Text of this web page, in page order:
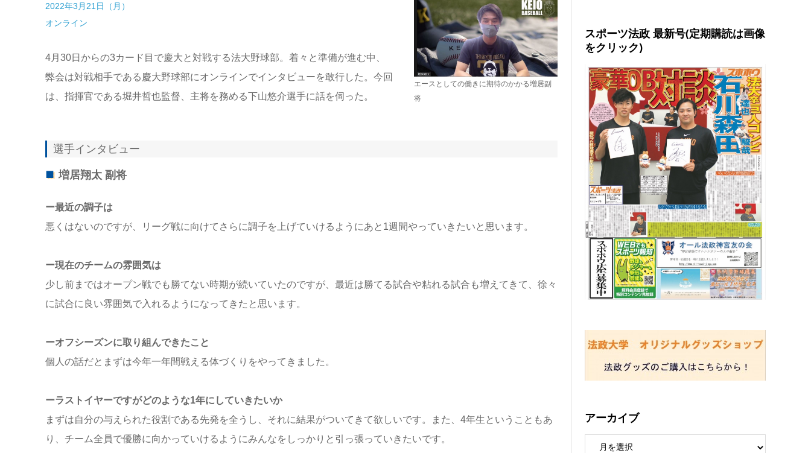
2022年3月21日（月）
オンライン
4月30日からの3カード目で慶大と対戦する法大野球部。着々と準備が進む中、
弊会は対戦相手である慶大野球部にオンラインでインタビューを敢行した。今回
は、指揮官である堀井哲也監督、主将を務める下山悠介選手に話を伺った。
エースとしての働きに期待のかかる増居副
将
選手インタビュー
増居翔太 副将
ー最近の調子は
悪くはないのですが、リーグ戦に向けてさらに調子を上げていけるようにあと1週間やっていきたいと思います。
ー現在のチームの雰囲気は
少し前まではオープン戦でも勝てない時期が続いていたのですが、最近は勝てる試合や粘れる試合も増えてきて、徐々
に試合に良い雰囲気で入れるようになってきたと思います。
ーオフシーズンに取り組んできたこと
個人の話だとまずは今年一年間戦える体づくりをやってきました。
ーラストイヤーですがどのような1年にしていきたいか
まずは自分の与えられた役割である先発を全うし、それに結果がついてきて欲しいです。また、4年生ということもあ
り、チーム全員で優勝に向かっていけるようにみんなをしっかりと引っ張っていきたいです。
スポーツ法政 最新号(定期購読は画像
をクリック)
アーカイブ